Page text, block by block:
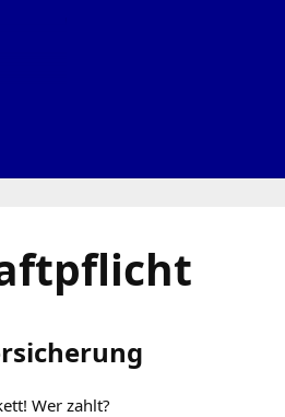
Wer zahlt?